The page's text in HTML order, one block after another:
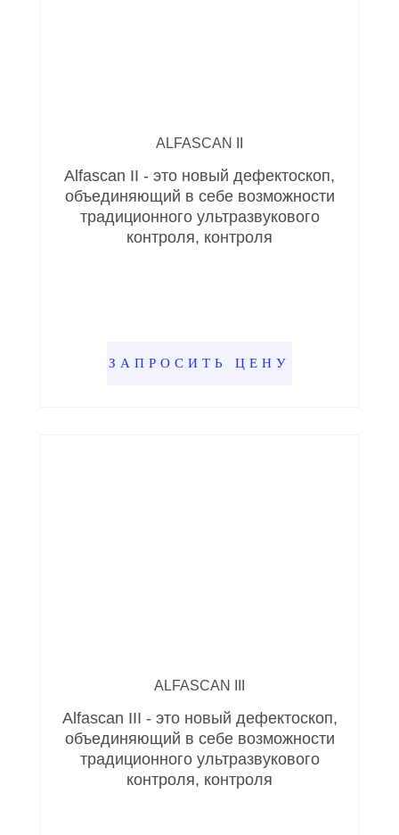
ALFASCAN II
Alfascan II - это новый дефектоскоп,
объединяющий в себе возможности
традиционного ультразвукового
контроля, контроля
ЗАПРОСИТЬ ЦЕНУ
ALFASCAN III
Alfascan III - это новый дефектоскоп,
объединяющий в себе возможности
традиционного ультразвукового
контроля, контроля